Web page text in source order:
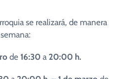
se realizará, de manera
de 16:30 a 20:00 h.